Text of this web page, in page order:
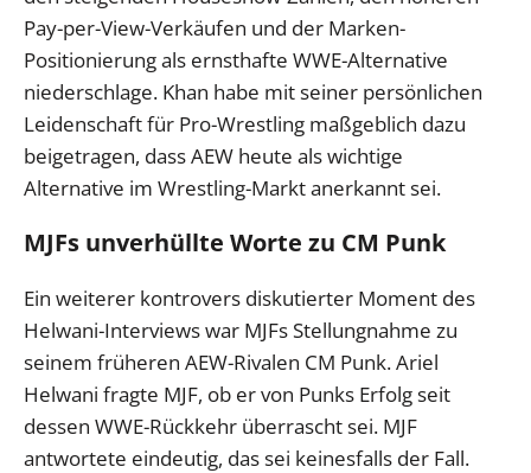
Pay-per-View-Verkäufen und der Marken-
Positionierung als ernsthafte WWE-Alternative
niederschlage. Khan habe mit seiner persönlichen
Leidenschaft für Pro-Wrestling maßgeblich dazu
beigetragen, dass AEW heute als wichtige
Alternative im Wrestling-Markt anerkannt sei.
MJFs unverhüllte Worte zu CM Punk
Ein weiterer kontrovers diskutierter Moment des
Helwani-Interviews war MJFs Stellungnahme zu
seinem früheren AEW-Rivalen CM Punk. Ariel
Helwani fragte MJF, ob er von Punks Erfolg seit
dessen WWE-Rückkehr überrascht sei. MJF
antwortete eindeutig, das sei keinesfalls der Fall.